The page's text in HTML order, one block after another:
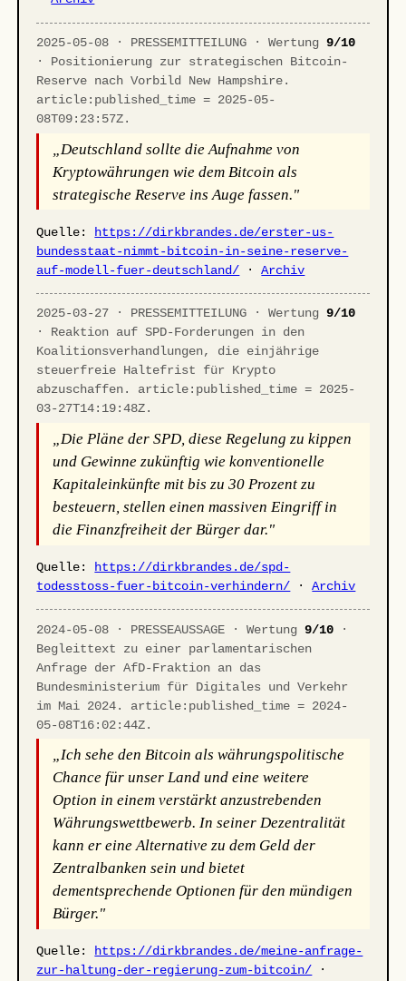
2025-05-08 · PRESSEMITTEILUNG · Wertung9/10
· Positionierung zur strategischen Bitcoin-
Reserve nach Vorbild New Hampshire.
article:published_time = 2025-05-
08T09:23:57Z.
„Deutschland sollte die Aufnahme von
Kryptowährungen wie dem Bitcoin als
strategische Reserve ins Auge fassen."
Quelle:
https://dirkbrandes.de/erster-us-
bundesstaat-nimmt-bitcoin-in-seine-reserve-
auf-modell-fuer-deutschland/ ·Archiv
2025-03-27 · PRESSEMITTEILUNG · Wertung9/10
· Reaktion auf SPD-Forderungen in den
Koalitionsverhandlungen, die einjährige
steuerfreie Haltefrist für Krypto
abzuschaffen. article:published_time = 2025-
03-27T14:19:48Z.
„Die Pläne der SPD, diese Regelung zu kippen
und Gewinne zukünftig wie konventionelle
Kapitaleinkünfte mit bis zu 30 Prozent zu
besteuern, stellen einen massiven Eingriff in
die Finanzfreiheit der Bürger dar."
Quelle:
https://dirkbrandes.de/spd-
todesstoss-fuer-bitcoin-verhindern/ ·Archiv
2024-05-08 · PRESSEAUSSAGE · Wertung9/10 ·
Begleittext zu einer parlamentarischen
Anfrage der AfD-Fraktion an das
Bundesministerium für Digitales und Verkehr
im Mai 2024. article:published_time = 2024-
05-08T16:02:44Z.
„Ich sehe den Bitcoin als währungspolitische
Chance für unser Land und eine weitere
Option in einem verstärkt anzustrebenden
Währungswettbewerb. In seiner Dezentralität
kann er eine Alternative zu dem Geld der
Zentralbanken sein und bietet
dementsprechende Optionen für den mündigen
Bürger."
Quelle: https://dirkbrandes.de/meine-anfrage-
zur-haltung-der-regierung-zum-bitcoin/ ·